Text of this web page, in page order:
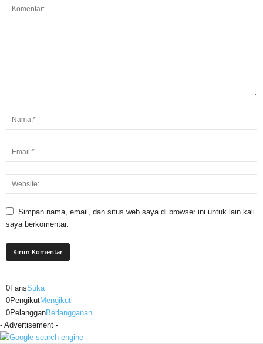
Simpan nama, email, dan situs web saya di browser ini untuk lain kali
saya berkomentar.
0FansSuka
0PengikutMengikuti
0PelangganBerlangganan
- Advertisement -